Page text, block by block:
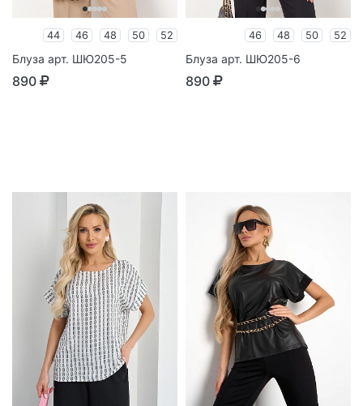
44 46 48 50 52
Блуза арт. ШЮ205-5
890
46 48 50 52
Блуза арт. ШЮ205-6
890